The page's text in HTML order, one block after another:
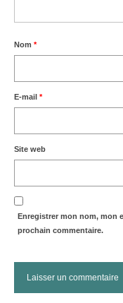
Nom *
E-mail *
Site web
Enregistrer mon nom, mon
prochain commentaire.